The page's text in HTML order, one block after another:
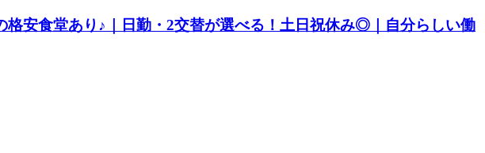
安食堂あり♪｜日勤・2交替が選べる！土日祝休み◎｜自分らしい働